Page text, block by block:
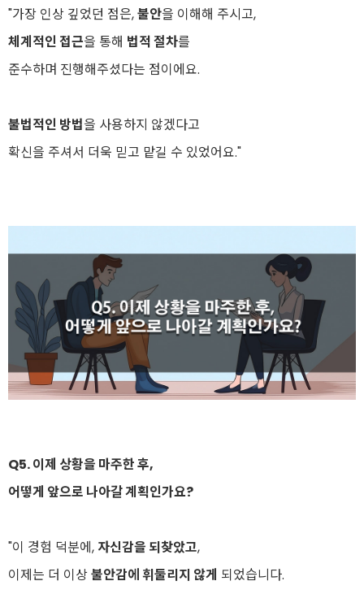
"가장 인상 깊었던 점은,불안을 이해해 주시고,
체계적인 접근을 통해 법적 절차를
준수하며 진행해주셨다는 점이에요.
불법적인 방법을 사용하지 않겠다고
확신을 주셔서 더욱 믿고 맡길 수 있었어요."
Q5. 이제 상황을 마주한 후,
어떻게 앞으로 나아갈 계획인가요?
"이 경험 덕분에, 자신감을 되찾았고,
이제는 더 이상불안감에 휘둘리지 않게 되었습니다.